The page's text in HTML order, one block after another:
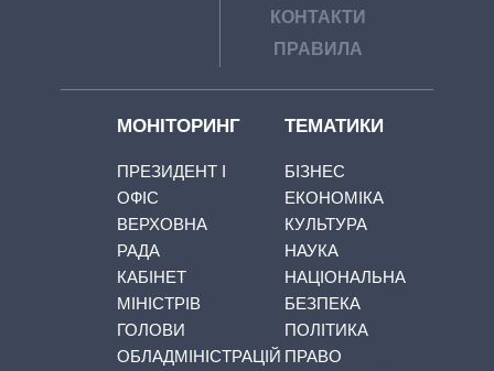
КОНТАКТИ
ПРАВИЛА
МОНІТОРИНГ
ПРЕЗИДЕНТ І
ОФІС
ВЕРХОВНА
РАДА
КАБІНЕТ
МІНІСТРІВ
ГОЛОВИ
ОБЛАДМІНІСТРАЦІЙ
ТЕМАТИКИ
БІЗНЕС
ЕКОНОМІКА
КУЛЬТУРА
НАУКА
НАЦІОНАЛЬНА
БЕЗПЕКА
ПОЛІТИКА
ПРАВО